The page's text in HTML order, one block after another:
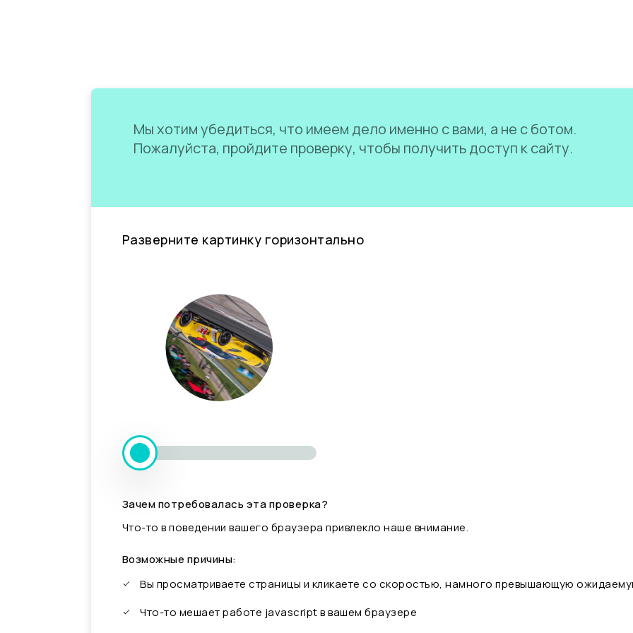
Мы хотим убедиться, что имеем дело именно с вами, а не с ботом.
Пожалуйста, пройдите проверку, чтобы получить доступ к сайту.
Разверните картинку горизонтально
Зачем потребовалась эта проверка?
Что-то в поведении вашего браузера привлекло наше внимание.
Возможные причины:
Вы просматриваете страницы и кликаете со скоростью, намного превышающую
Что-то мешает работе javascript в вашем браузере